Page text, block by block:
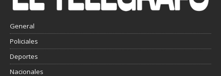
General
Policiales
Deportes
Nacionales